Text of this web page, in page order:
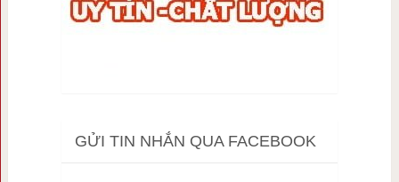
GỬI TIN NHẮN QUA FACEBOOK